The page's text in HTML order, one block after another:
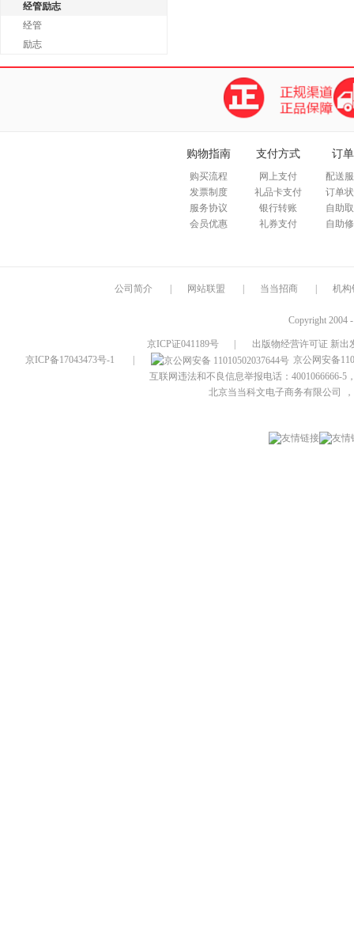
经管励志
经管
励志
购物指南
购买流程
发票制度
服务协议
会员优惠
支付方式
网上支付
礼品卡支付
银行转账
礼券支付
订
配送
订单
自助
自助
公司简介 网站联盟 当当招商 机构
Copyright 2004
京ICP证041189号
出版物经营许可证 新出
京ICP备17043473号-1
京公网安备
互联网违法和不良信息举报电话：4001066666-5
北京当当科文电子商务有限公司